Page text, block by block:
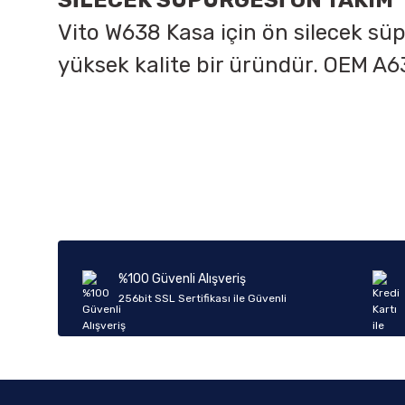
Vito W638 Kasa için ön silecek
yüksek kalite bir üründür. OEM
Ürün fiyatı diğer sitelerden daha pahalı.
Bu ürüne benzer farklı alternatifler olmalı.
%100 Güvenli Alışveriş
256bit SSL Sertifikası ile Güvenli